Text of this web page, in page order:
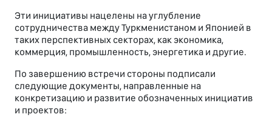
Эти инициативы нацелены на углубление
сотрудничества между Туркменистаном и Японией в
таких перспективных секторах, как экономика,
коммерция, промышленность, энергетика и другие.
По завершению встречи стороны подписали
следующие документы, направленные на
конкретизацию и развитие обозначенных инициатив
и проектов: